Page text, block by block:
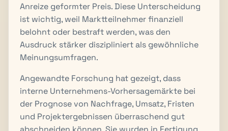
Anreize geformter Preis. Diese Unterscheidung
ist wichtig, weil Marktteilnehmer finanziell
belohnt oder bestraft werden, was den
Ausdruck stärker diszipliniert als gewöhnliche
Meinungsumfragen.
Angewandte Forschung hat gezeigt, dass
interne Unternehmens-Vorhersagemärkte bei
der Prognose von Nachfrage, Umsatz, Fristen
und Projektergebnissen überraschend gut